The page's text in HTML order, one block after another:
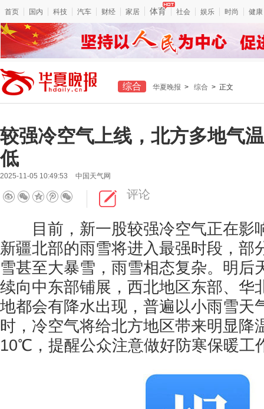
首页 国内 科技 汽车 财经 家居 体育 社会 娱乐 时尚 健康
综合 华夏晚报 > 综合 > 正文
较强冷空气上线，北方多地气
低
2025-11-05 10:49:53 中国天气网
评论
目前，新一股较强冷空气正在影
新疆北部的雨雪将进入最强时段，部
雪甚至大暴雪，雨雪相态复杂。明后
续向中东部铺展，西北地区东部、华
地都会有降水出现，普遍以小雨雪天
时，冷空气将给北方地区带来明显降
10℃，提醒公众注意做好防寒保暖工